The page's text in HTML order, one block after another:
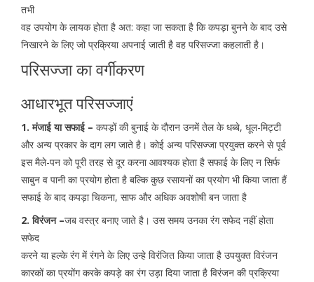
तभी
वह उपयोग के लायक होता है अत: कहा जा सकता है कि कपड़ा बुनने के बाद उसे
निखारने के लिए जो प्रक्रिया अपनाई जाती है वह परिसज्जा कहलाती है।
परिसज्जा का वर्गीकरण
आधारभूत परिसज्जाएं
1. मंजाई या सफाई – कपड़ों की बुनाई के दौरान उनमें तेल के धब्बे, धूल-मिट्टी
और अन्य प्रकार के दाग लग जाते है। कोई अन्य परिसज्जा प्रयुक्त करने से पूर्व
इस मैले-पन को पूरी तरह से दूर करना आवश्यक होता है सफाई के लिए न सिर्फ
साबुन व पानी का प्रयोग होता है बल्कि कुछ रसायनों का प्रयोग भी किया जाता हैं
सफाई के बाद कपड़ा चिकना, साफ और अधिक अवशोषी बन जाता है
2. विरंजन –जब वस्त्र बनाए जाते है। उस समय उनका रंग सफेद नहीं होता
सफेद
करने या हल्के रंग में रंगने के लिए उन्हे विरंजित किया जाता है उपयुक्त विरंजन
कारकों का प्रयोंग करके कपड़े का रंग उड़ा दिया जाता है विरंजन की प्रक्रिया